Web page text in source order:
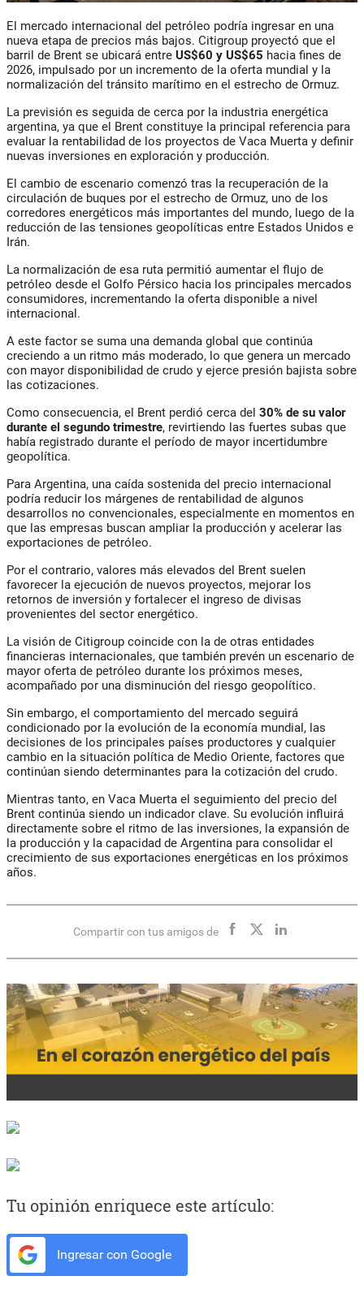
El mercado internacional del petróleo podría ingresar en una
nueva etapa de precios más bajos. Citigroup proyectó que el
barril de Brent se ubicará entre US$60 y US$65 hacia fines de
2026, impulsado por un incremento de la oferta mundial y la
normalización del tránsito marítimo en el estrecho de Ormuz.
La previsión es seguida de cerca por la industria energética
argentina, ya que el Brent constituye la principal referencia para
evaluar la rentabilidad de los proyectos de Vaca Muerta y definir
nuevas inversiones en exploración y producción.
El cambio de escenario comenzó tras la recuperación de la
circulación de buques por el estrecho de Ormuz, uno de los
corredores energéticos más importantes del mundo, luego de la
reducción de las tensiones geopolíticas entre Estados Unidos e
Irán.
La normalización de esa ruta permitió aumentar el flujo de
petróleo desde el Golfo Pérsico hacia los principales mercados
consumidores, incrementando la oferta disponible a nivel
internacional.
A este factor se suma una demanda global que continúa
creciendo a un ritmo más moderado, lo que genera un mercado
con mayor disponibilidad de crudo y ejerce presión bajista sobre
las cotizaciones.
Como consecuencia, el Brent perdió cerca del 30% de su valor
durante el segundo trimestre, revirtiendo las fuertes subas que
había registrado durante el período de mayor incertidumbre
geopolítica.
Para Argentina, una caída sostenida del precio internacional
podría reducir los márgenes de rentabilidad de algunos
desarrollos no convencionales, especialmente en momentos en
que las empresas buscan ampliar la producción y acelerar las
exportaciones de petróleo.
Por el contrario, valores más elevados del Brent suelen
favorecer la ejecución de nuevos proyectos, mejorar los
retornos de inversión y fortalecer el ingreso de divisas
provenientes del sector energético.
La visión de Citigroup coincide con la de otras entidades
financieras internacionales, que también prevén un escenario de
mayor oferta de petróleo durante los próximos meses,
acompañado por una disminución del riesgo geopolítico.
Sin embargo, el comportamiento del mercado seguirá
condicionado por la evolución de la economía mundial, las
decisiones de los principales países productores y cualquier
cambio en la situación política de Medio Oriente, factores que
continúan siendo determinantes para la cotización del crudo.
Mientras tanto, en Vaca Muerta el seguimiento del precio del
Brent continúa siendo un indicador clave. Su evolución influirá
directamente sobre el ritmo de las inversiones, la expansión de
la producción y la capacidad de Argentina para consolidar el
crecimiento de sus exportaciones energéticas en los próximos
años.
Compartir con tus amigos de
Tu opinión enriquece este artículo:
Ingresar con Google